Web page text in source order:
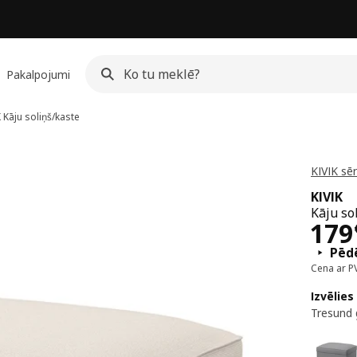
Pakalpojumi
Kāju soliņš/kaste
KIVIK
KIVIK
Kāju
179
Cena ar
Tresund